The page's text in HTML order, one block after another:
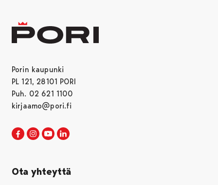
Porin kaupunki
PL 121, 28101 PORI
Puh. 02 621 1100
kirjaamo@pori.fi
Porin kaupunki Facebookissa
Avautuu uudessa välilehdessä
Porin kaupunki Instagramissa
Avautuu uudessa välilehdessä
Porin kaupunki Youtubessa
Avautuu uudessa välilehdessä
Ota yhteyttä